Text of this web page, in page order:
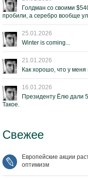
Голдман со своими
пробили, а серебро вообще
25.01.2026
Winter is coming...
21.01.2026
Как хорошо, что у
16.01.2026
Президенту Ёлю дали
Такое.
Свежее
Европейские акции
оптимизм